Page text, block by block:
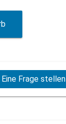
Eine Frage stellen